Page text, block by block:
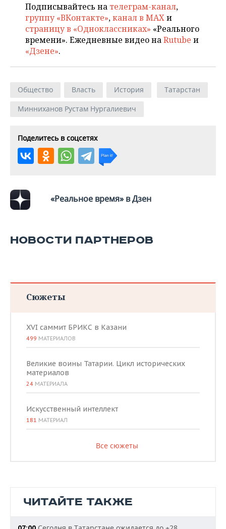
Подписывайтесь на телеграм-канал,
группу «ВКонтакте»,канал в MAXи
страницу в «Одноклассниках» «Реального
времени». Ежедневные видео наRutube и
«Дзене».
Общество Власть История
Татарстан
Минниханов Рустам Нургалиевич
Поделитесь в соцсетях
«Реальное время» в Дзен
НОВОСТИ ПАРТНЕРОВ
Сюжеты
XVI саммит БРИКС в Казани
499 МАТЕРИАЛОВ
Великие воины Татарии. Цикл исторических
материалов
24 МАТЕРИАЛА
Искусственный интеллект
181 МАТЕРИАЛ
Все сюжеты
ЧИТАЙТЕ ТАКЖЕ